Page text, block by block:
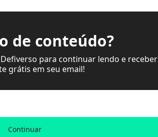
de conteúdo?
para continuar lendo e receber
grátis em seu email!
Continuar